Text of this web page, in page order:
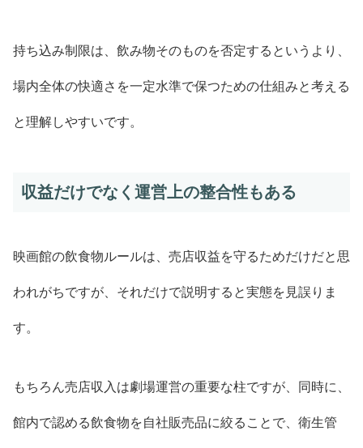
持ち込み制限は、飲み物そのものを否定するというより、
場内全体の快適さを一定水準で保つための仕組みと考える
と理解しやすいです。
収益だけでなく運営上の整合性もある
映画館の飲食物ルールは、売店収益を守るためだけだと思
われがちですが、それだけで説明すると実態を見誤りま
す。
もちろん売店収入は劇場運営の重要な柱ですが、同時に、
館内で認める飲食物を自社販売品に絞ることで、衛生管